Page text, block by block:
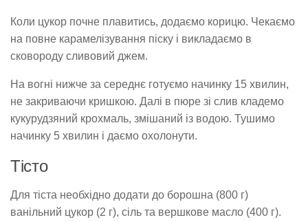
Коли цукор почне плавитись, додаємо корицю. Чекаємо
на повне карамелізування піску і викладаємо в
сковороду сливовий джем.
На вогні нижче за середнє готуємо начинку 15 хвилин,
не закриваючи кришкою. Далі в пюре зі слив кладемо
кукурудзяний крохмаль, змішаний із водою. Тушимо
начинку 5 хвилин і даємо охолонути.
Тісто
Для тіста необхідно додати до борошна (800 г)
ванільний цукор (2 г), сіль та вершкове масло (400 г).